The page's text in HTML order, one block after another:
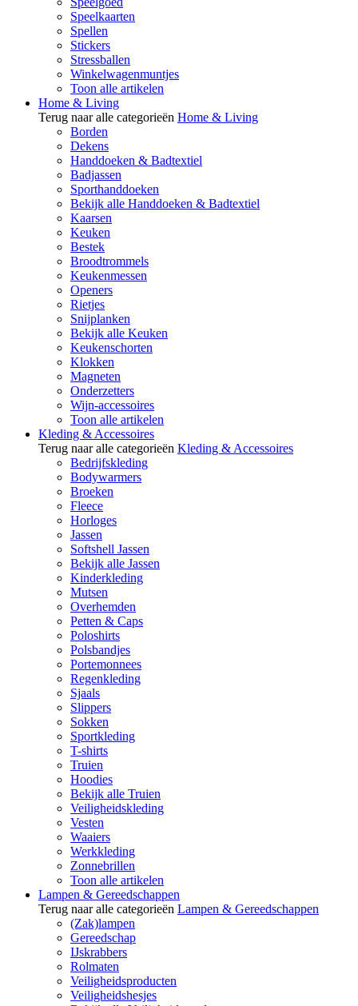
Speelkaarten
Spellen
Stickers
Stressballen
Winkelwagenmuntjes
Toon alle artikelen
Home & Living
Terug naar alle categorieën Home & Living
Borden
Dekens
Handdoeken & Badtextiel
Badjassen
Sporthanddoeken
Bekijk alle Handdoeken & Badtextiel
Kaarsen
Keuken
Bestek
Broodtrommels
Keukenmessen
Openers
Rietjes
Snijplanken
Bekijk alle Keuken
Keukenschorten
Klokken
Magneten
Onderzetters
Wijn-accessoires
Toon alle artikelen
Kleding & Accessoires
Terug naar alle categorieën Kleding & Accessoires
Bedrijfskleding
Bodywarmers
Broeken
Fleece
Horloges
Jassen
Softshell Jassen
Bekijk alle Jassen
Kinderkleding
Mutsen
Overhemden
Petten & Caps
Poloshirts
Polsbandjes
Portemonnees
Regenkleding
Sjaals
Slippers
Sokken
Sportkleding
T-shirts
Truien
Hoodies
Bekijk alle Truien
Veiligheidskleding
Vesten
Waaiers
Werkkleding
Zonnebrillen
Toon alle artikelen
Lampen & Gereedschappen
Terug naar alle categorieën Lampen & Gereedschappen
(Zak)lampen
Gereedschap
IJskrabbers
Rolmaten
Veiligheidsproducten
Veiligheidshesjes